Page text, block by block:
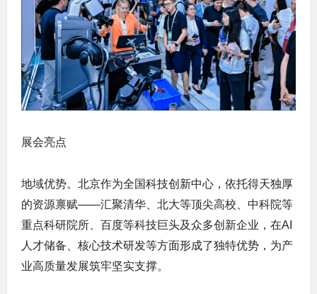
展会亮点
地域优势。北京作为全国科技创新中心，依托得天独厚
的资源禀赋——汇聚清华、北大等顶尖高校、中科院等
重点科研院所、百度等科技巨头及众多创新企业，在AI
人才储备、核心技术研发等方面形成了独特优势，为产
业高质量发展筑牢坚实支撑。